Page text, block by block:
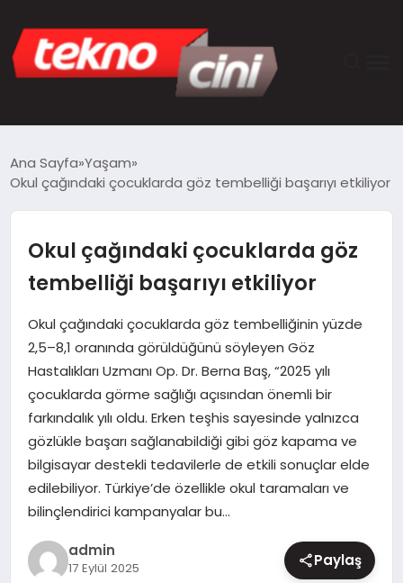
TEKNOLOJI
GÜNCEL
YAŞAM
SAĞLIK
DÜNYA
MAGAZIN
Ana Sayfa Yaşam
Okul çağındaki çocuklarda göz tembelliği başarıyı etkiliyor
Okul çağındaki çocuklarda göz
tembelliği başarıyı etkiliyor
Okul çağındaki çocuklarda göz tembelliğinin yüzde
2,5–8,1 oranında görüldüğünü söyleyen Göz
Hastalıkları Uzmanı Op. Dr. Berna Baş, “2025 yılı
çocuklarda görme sağlığı açısından önemli bir
farkındalık yılı oldu. Erken teşhis sayesinde yalnızca
gözlükle başarı sağlanabildiği gibi göz kapama ve
bilgisayar destekli tedavilerle de etkili sonuçlar elde
edilebiliyor. Türkiye’de özellikle okul taramaları ve
bilinçlendirici kampanyalar bu…
admin
17 Eylül 2025 Paylaş